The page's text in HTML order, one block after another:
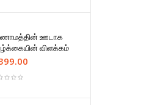
ஊடாக
விளக்கம்